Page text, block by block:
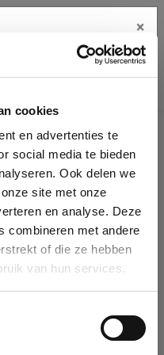
cookies
en advertenties te
social media te bieden
Ook delen we
site met onze
en analyse. Deze
combineren met andere
of die ze hebben
van hun services.
details
by name, VAT or
it will auto-complete the
our database, you can create
×